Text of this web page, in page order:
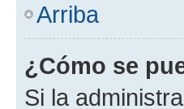
Arriba
¿Cómo se
Si la